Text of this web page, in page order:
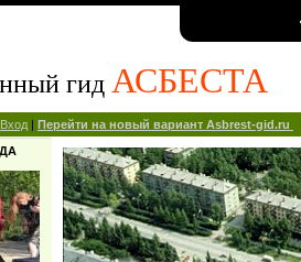
гид АСБЕСТА
Вход | Перейти на новый вариант Asbrest-gid.ru